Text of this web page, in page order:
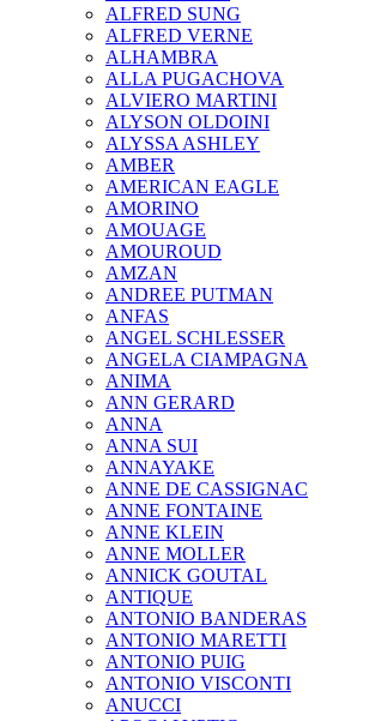
ALFRED SUNG
ALFRED VERNE
ALHAMBRA
ALLA PUGACHOVA
ALVIERO MARTINI
ALYSON OLDOINI
ALYSSA ASHLEY
AMBER
AMERICAN EAGLE
AMORINO
AMOUAGE
AMOUROUD
AMZAN
ANDREE PUTMAN
ANFAS
ANGEL SCHLESSER
ANGELA CIAMPAGNA
ANIMA
ANN GERARD
ANNA
ANNA SUI
ANNAYAKE
ANNE DE CASSIGNAC
ANNE FONTAINE
ANNE KLEIN
ANNE MOLLER
ANNICK GOUTAL
ANTIQUE
ANTONIO BANDERAS
ANTONIO MARETTI
ANTONIO PUIG
ANTONIO VISCONTI
ANUCCI